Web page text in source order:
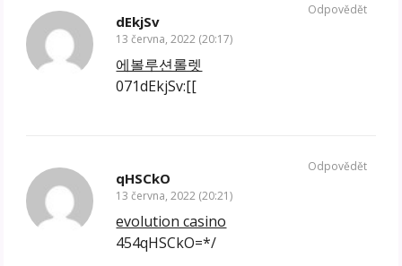
dEkjSv
13 června, 2022 (20:17)
에볼루션롤렛
071dEkjSv:[[
Odpovědět
qHSCkO
13 června, 2022 (20:21)
evolution casino
454qHSCkO=*/
Odpovědět